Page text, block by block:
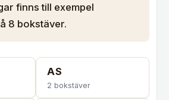
finns till exempel
8 bokstäver.
AS
2 bokstäver